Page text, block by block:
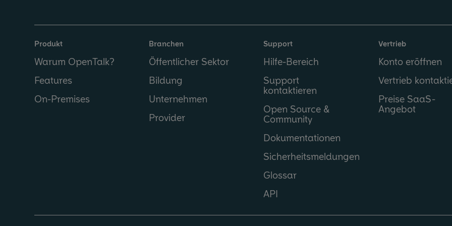
Produkt
Warum OpenTalk?
Features
On-Premises
Branchen
Öffentlicher Sektor
Bildung
Unternehmen
Provider
Support
Hilfe-Bereich
Support
kontaktieren
Open Source &
Community
Dokumentationen
Sicherheitsmeldungen
Glossar
API
Vertrieb
Konto eröffnen
Vertrieb
Preise SaaS-
Angebot